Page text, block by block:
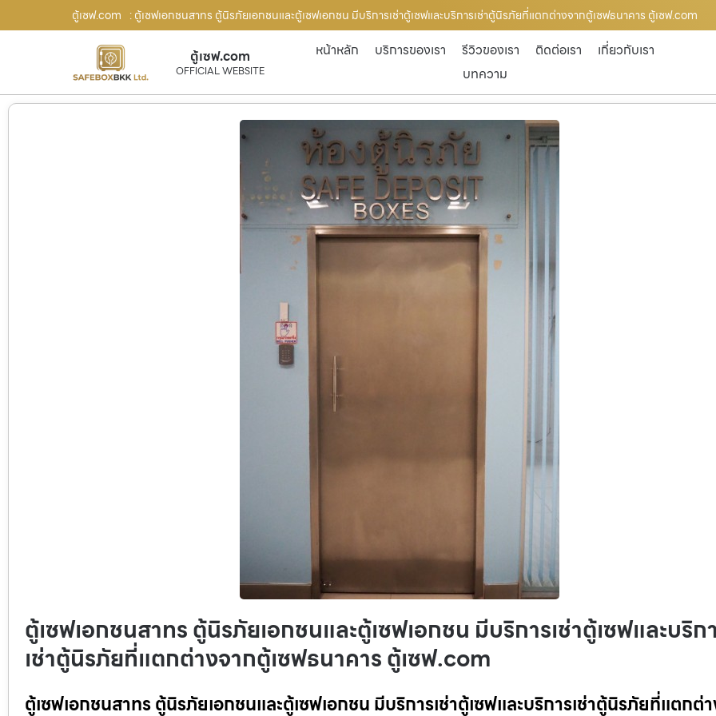
ตู้เซฟ.com : ตู้เซฟเอกชนสาทร ตู้นิรภัยเอกชนและตู้เซฟเอกชน มีบริการเช่าตู้เซฟและบริการเช่าตู้นิรภัยที่แตกต่างจากตู้เซฟธนาคาร ตู้เซฟ.com
ตู้เซฟ.com
OFFICIAL WEBSITE
หน้าหลัก บริการของเรา รีวิวของเรา ติดต่อเรา
เกี่ยวกับเรา
บทความ
ตู้เซฟเอกชนสาทร ตู้นิรภัยเอกชนและตู้เซฟเอกชน มีบริการเช่าตู้เซฟและบริก
เช่าตู้นิรภัยที่แตกต่างจากตู้เซฟธนาคาร ตู้เซฟ.com
ตู้เซฟเอกชนสาทร ตู้นิรภัยเอกชนและตู้เซฟเอกชน มีบริการเช่าตู้เซฟและบริการเช่าตู้นิรภัยที่แตกต่